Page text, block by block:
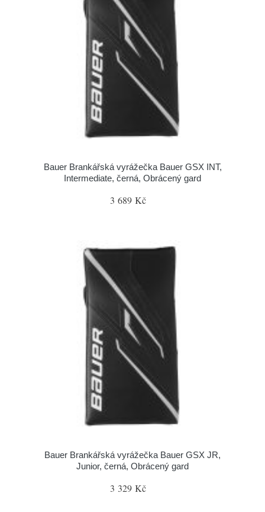
Bauer Brankářská vyrážečka Bauer GSX INT,
Intermediate, černá, Obrácený gard
3 689 Kč
Bauer Brankářská vyrážečka Bauer GSX JR,
Junior, černá, Obrácený gard
3 329 Kč